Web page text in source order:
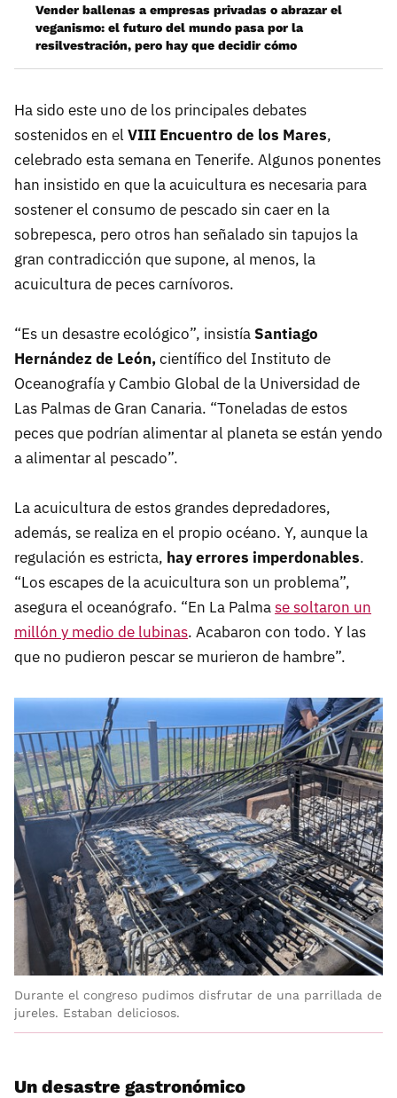
Vender ballenas a empresas privadas o abrazar el
veganismo: el futuro del mundo pasa por la
resilvestración, pero hay que decidir cómo
Ha sido este uno de los principales debates
sostenidos en el VIII Encuentro de los Mares,
celebrado esta semana en Tenerife. Algunos ponentes
han insistido en que la acuicultura es necesaria para
sostener el consumo de pescado sin caer en la
sobrepesca, pero otros han señalado sin tapujos la
gran contradicción que supone, al menos, la
acuicultura de peces carnívoros.
“Es un desastre ecológico”, insistía Santiago
Hernández de León,científico del Instituto de
Oceanografía y Cambio Global de la Universidad de
Las Palmas de Gran Canaria. “Toneladas de estos
peces que podrían alimentar al planeta se están yendo
a alimentar al pescado”.
La acuicultura de estos grandes depredadores,
además, se realiza en el propio océano. Y, aunque la
regulación es estricta, hay errores imperdonables.
“Los escapes de la acuicultura son un problema”,
asegura el oceanógrafo. “En La Palmase soltaron un
millón y medio de lubinas. Acabaron con todo. Y las
que no pudieron pescar se murieron de hambre”.
Durante el congreso pudimos disfrutar de una parrillada de
jureles. Estaban deliciosos.
Un desastre gastronómico